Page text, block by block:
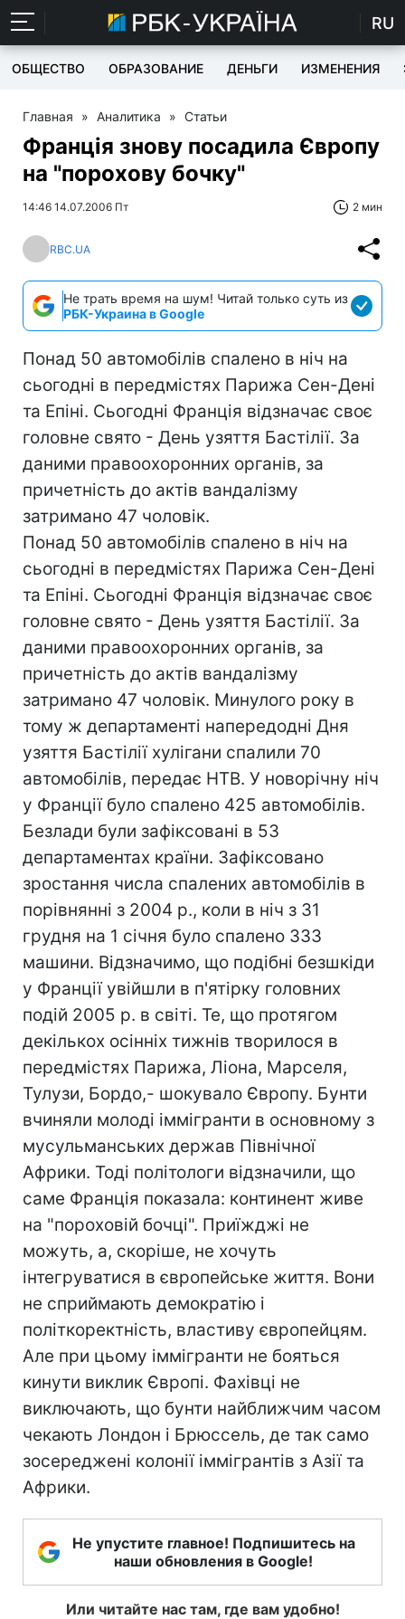
RU
ОБЩЕСТВО ОБРАЗОВАНИЕ ДЕНЬГИ ИЗМЕНЕНИЯ
Главная » Аналитика » Статьи
Франція знову посадила Європу
на "порохову бочку"
14:46 14.07.2006 Пт 2 мин
RBC.UA
Не трать время на шум! Читай только суть из
РБК-Украина в Google
Понад 50 автомобілів спалено в ніч на
сьогодні в передмістях Парижа Сен-Дені
та Епіні. Сьогодні Франція відзначає своє
головне свято - День узяття Бастілії. За
даними правоохоронних органів, за
причетність до актів вандалізму
затримано 47 чоловік.
Понад 50 автомобілів спалено в ніч на
сьогодні в передмістях Парижа Сен-Дені
та Епіні. Сьогодні Франція відзначає своє
головне свято - День узяття Бастілії. За
даними правоохоронних органів, за
причетність до актів вандалізму
затримано 47 чоловік. Минулого року в
тому ж департаменті напередодні Дня
узяття Бастілії хулігани спалили 70
автомобілів, передає НТВ. У новорічну ніч
у Франції було спалено 425 автомобілів.
Безлади були зафіксовані в 53
департаментах країни. Зафіксовано
зростання числа спалених автомобілів в
порівнянні з 2004 р., коли в ніч з 31
грудня на 1 січня було спалено 333
машини. Відзначимо, що подібні безшкіди
у Франції увійшли в п'ятірку головних
подій 2005 р. в світі. Те, що протягом
декількох осінніх тижнів творилося в
передмістях Парижа, Ліона, Марселя,
Тулузи, Бордо,- шокувало Європу. Бунти
вчиняли молоді іммігранти в основному з
мусульманських держав Північної
Африки. Тоді політологи відзначили, що
саме Франція показала: континент живе
на "пороховій бочці". Приїжджі не
можуть, а, скоріше, не хочуть
інтегруватися в європейське життя. Вони
не сприймають демократію і
політкоректність, властиву європейцям.
Але при цьому іммігранти не бояться
кинути виклик Європі. Фахівці не
виключають, що бунти найближчим часом
чекають Лондон і Брюссель, де так само
зосереджені колонії іммігрантів з Азії та
Африки.
Не упустите главное! Подпишитесь на
наши обновления в Google!
Или читайте нас там, где вам удобно!